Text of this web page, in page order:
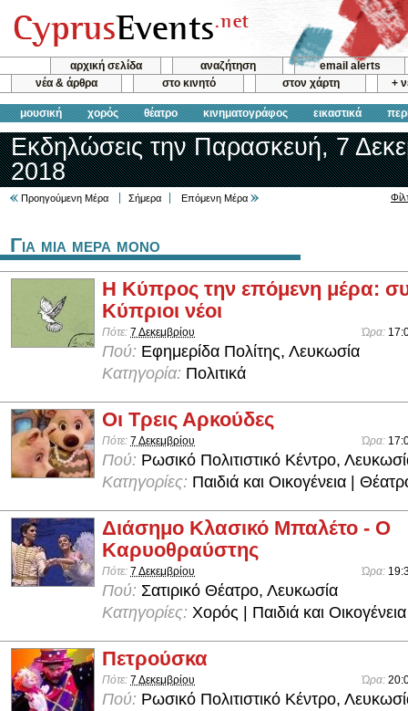
αρχική σελίδα αναζήτηση
email alerts
νέα & άρθρα
στο κινητό στον χάρτη +
μουσική χορός θέατρο κινηματογράφος εικαστικά
Εκδηλώσεις την Παρασκευή, 7
2018
Προηγούμενη Μέρα Σήμερα Επόμενη Μέρα
Για μια μερα μονο
Η Κύπρος την επόμενη μέρα:
Κύπριοι νέοι
Πότε: 7 Δεκεμβρίου Ώρα:
Πού: Εφημερίδα Πολίτης, Λευκωσία
Κατηγορία: Πολιτικά
Οι Τρεις Αρκούδες
Πότε: 7 Δεκεμβρίου Ώρα:
Πού: Ρωσικό Πολιτιστικό Κέντρο,
Κατηγορίες: Παιδιά και Οικογένεια |
Διάσημο Κλασικό Μπαλέτο - Ο
Καρυοθραύστης
Πότε: 7 Δεκεμβρίου Ώρα:
Πού: Σατιρικό Θέατρο, Λευκωσία
Κατηγορίες: Χορός | Παιδιά και
Πετρούσκα
Πότε: 7 Δεκεμβρίου Ώρα:
Πού: Ρωσικό Πολιτιστικό Κέντρο,